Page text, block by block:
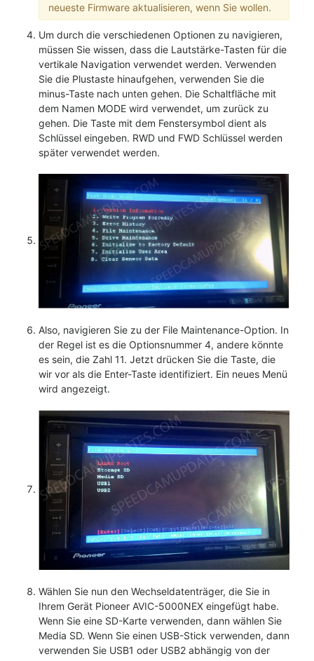
neueste Firmware aktualisieren, wenn Sie wollen.
Um durch die verschiedenen Optionen zu navigieren,
müssen Sie wissen, dass die Lautstärke-Tasten für die
vertikale Navigation verwendet werden. Verwenden
Sie die Plustaste hinaufgehen, verwenden Sie die
minus-Taste nach unten gehen. Die Schaltfläche mit
dem Namen MODE wird verwendet, um zurück zu
gehen. Die Taste mit dem Fenstersymbol dient als
Schlüssel eingeben. RWD und FWD Schlüssel werden
später verwendet werden.
Also, navigieren Sie zu der File Maintenance-Option. In
der Regel ist es die Optionsnummer 4, andere könnte
es sein, die Zahl 11. Jetzt drücken Sie die Taste, die
wir vor als die Enter-Taste identifiziert. Ein neues Menü
wird angezeigt.
Wählen Sie nun den Wechseldatenträger, die Sie in
Ihrem Gerät Pioneer AVIC-5000NEX eingefügt habe.
Wenn Sie eine SD-Karte verwenden, dann wählen Sie
Media SD. Wenn Sie einen USB-Stick verwenden, dann
verwenden Sie USB1 oder USB2 abhängig von der